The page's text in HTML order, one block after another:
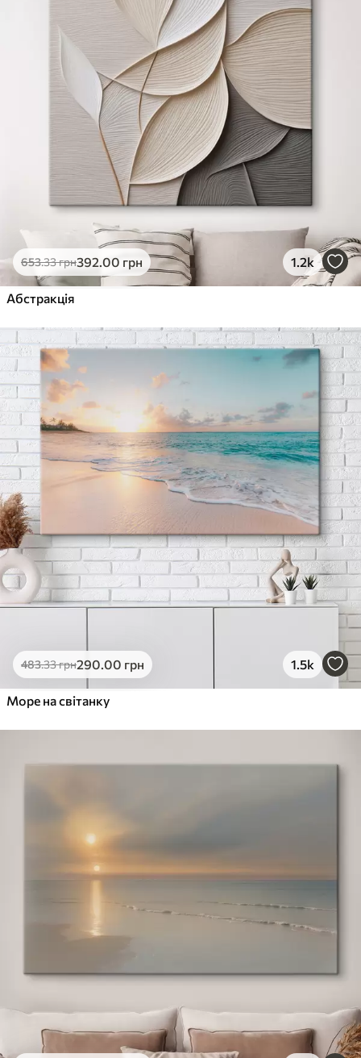
653.33грн392.00 грн 1.2k
Абстракція
483.33грн290.00 грн 1.5k
Море на світанку